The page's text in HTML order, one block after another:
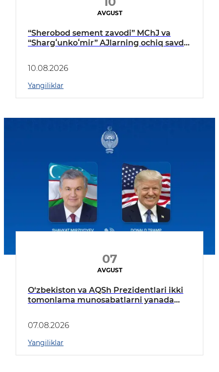
AVGUST
“Sherobod sement zavodi” MChJ va
“Shargʻunkoʻmir” AJlarning ochiq savdo
10.08.2026
Yangiliklar
07
AVGUST
O‘zbekiston va AQSh Prezidentlari ikki
tomonlama munosabatlarni yanada
07.08.2026
Yangiliklar